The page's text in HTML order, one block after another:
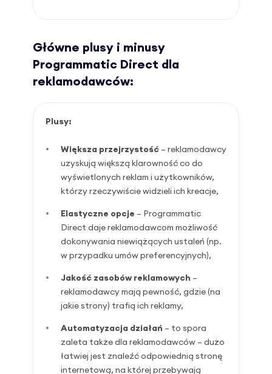
Główne plusy i minusy
Programmatic Direct dla
reklamodawców:
Plusy:
Większa przejrzystość – reklamodawcy
uzyskują większą klarowność co do
wyświetlonych reklam i użytkowników,
którzy rzeczywiście widzieli ich kreacje,
Elastyczne opcje – Programmatic
Direct daje reklamodawcom możliwość
dokonywania niewiążących ustaleń (np.
w przypadku umów preferencyjnych),
Jakość zasobów reklamowych –
reklamodawcy mają pewność, gdzie (na
jakie strony) trafią ich reklamy,
Automatyzacja działań – to spora
zaleta także dla reklamodawców – dużo
łatwiej jest znaleźć odpowiednią stronę
internetową, na której przebywają